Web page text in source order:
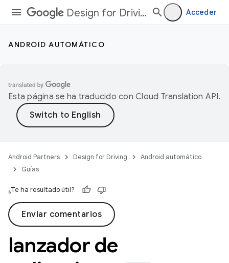
Design for Driving Acceder
ANDROID AUTOMÁTICO
Esta página se ha traducido con Cloud Translation API.
Android Partners Design for Driving
Android automático
Guías
¿Te ha resultado útil?
Enviar comentarios
lanzador de